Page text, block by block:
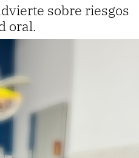
sobre riesgos
oral.